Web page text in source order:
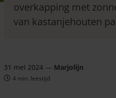
overkapping met
van kastanjehouten
31 mei 2024 — Marjolijn
4 min. leestijd